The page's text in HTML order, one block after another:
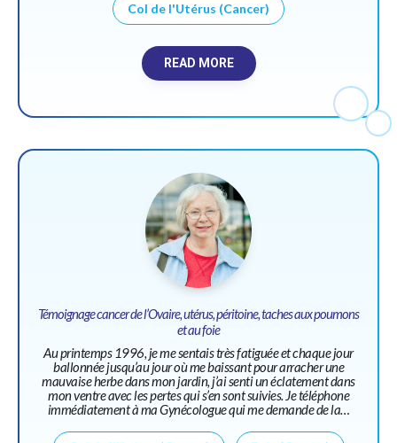
Col de l'Utérus (Cancer)
READ MORE
Témoignage cancer de l’Ovaire, utérus, péritoine, taches aux poumons
et au foie
Au printemps 1996, je me sentais très fatiguée et chaque jour
ballonnée jusqu’au jour où me baissant pour arracher une
mauvaise herbe dans mon jardin, j’ai senti un éclatement dans
mon ventre avec les pertes qui s’en sont suivies. Je téléphone
immédiatement à ma Gynécologue qui me demande de la…